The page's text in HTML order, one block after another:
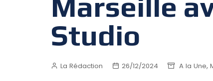
Studio
La Rédaction 26/12/2024 A la Une,